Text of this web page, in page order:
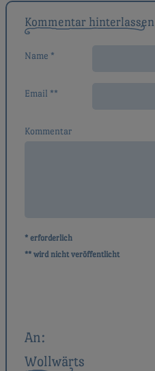
Kommentar hinterlassen
Name *
Email **
Kommentar
* erforderlich
** wird nicht veröffentlicht
An:
Wollwärts